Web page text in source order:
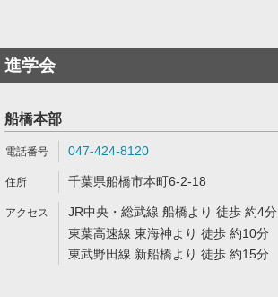
進学会
船橋本部
047-424-8120
千葉県船橋市本町6-2-18
JR中央・総武線 船橋より 徒歩 約4分
東葉高速線 東海神より 徒歩 約10分
東武野田線 新船橋より 徒歩 約15分